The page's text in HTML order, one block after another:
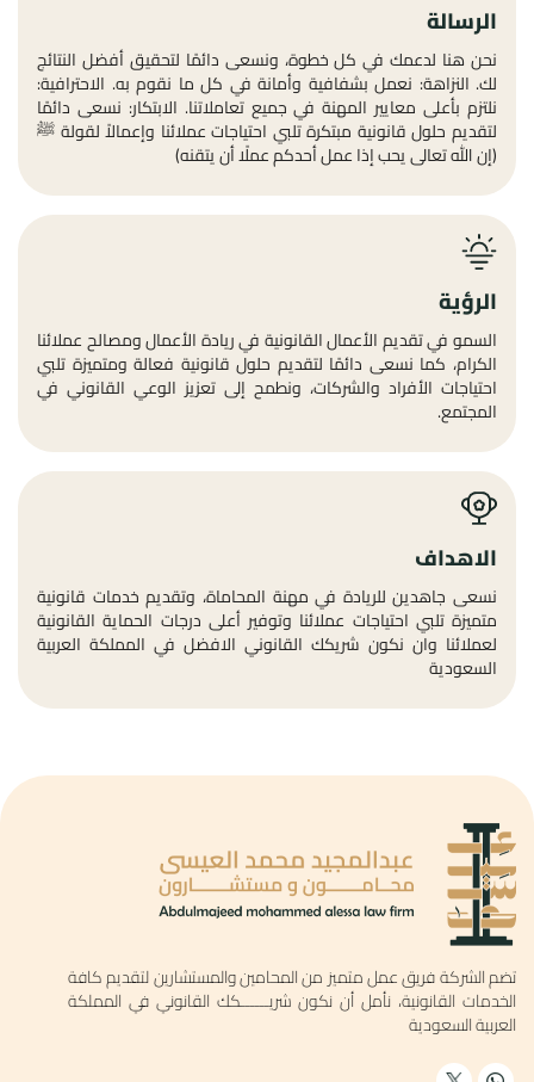
الرسالة
نحن هنا لدعمك في كل خطوة، ونسعى دائمًا لتحقيق أفضل النتائج
لك. النزاهة: نعمل بشفافية وأمانة في كل ما نقوم به. الاحترافية:
نلتزم بأعلى معايير المهنة في جميع تعاملاتنا. الابتكار: نسعى دائمًا
لتقديم حلول قانونية مبتكرة تلبي احتياجات عملائنا وإعمالاً لقولة ﷺ
(إن الله تعالى يحب إذا عمل أحدكم عملًا أن يتقنه)
الرؤية
السمو في تقديم الأعمال القانونية في ريادة الأعمال ومصالح عملائنا
الكرام، كما نسعى دائمًا لتقديم حلول قانونية فعالة ومتميزة تلبي
احتياجات الأفراد والشركات، ونطمح إلى تعزيز الوعي القانوني في
المجتمع.
الاهداف
نسعى جاهدين للريادة في مهنة المحاماة، وتقديم خدمات قانونية
متميزة تلبي احتياجات عملائنا وتوفير أعلى درجات الحماية القانونية
لعملائنا وان نكون شريكك القانوني الافضل في المملكة العربية
السعودية
تضم الشركة فريق عمل متميز من المحامين والمستشارين لتقديم كافة
الخدمات القانونية، نأمل أن نكون شريــــــكك القانوني في المملكة
العربية السعودية